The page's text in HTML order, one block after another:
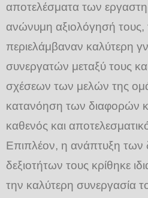
αποτελέσματα των
ανώνυμη αξιολόγησή
περιελάμβαναν καλύτερη
συνεργατών μεταξύ τους
σχέσεων των μελών της
κατανόηση των διαφορών
καθενός και
Επιπλέον, η ανάπτυξη των
δεξιοτήτων τους κρίθηκε
την καλύτερη συνεργασία